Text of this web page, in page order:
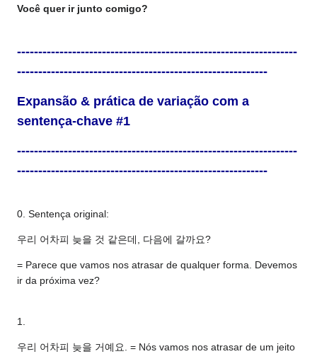
Você quer ir junto comigo?
------------------------------------------------------------------
-----------------------------------------------------------
Expansão & prática de variação com a
sentença-chave #1
------------------------------------------------------------------
-----------------------------------------------------------
0. Sentença original:
우리 어차피 늦을 것 같은데, 다음에 갈까요?
= Parece que vamos nos atrasar de qualquer forma. Devemos
ir da próxima vez?
1.
우리 어차피 늦을 거예요. = Nós vamos nos atrasar de um jeito